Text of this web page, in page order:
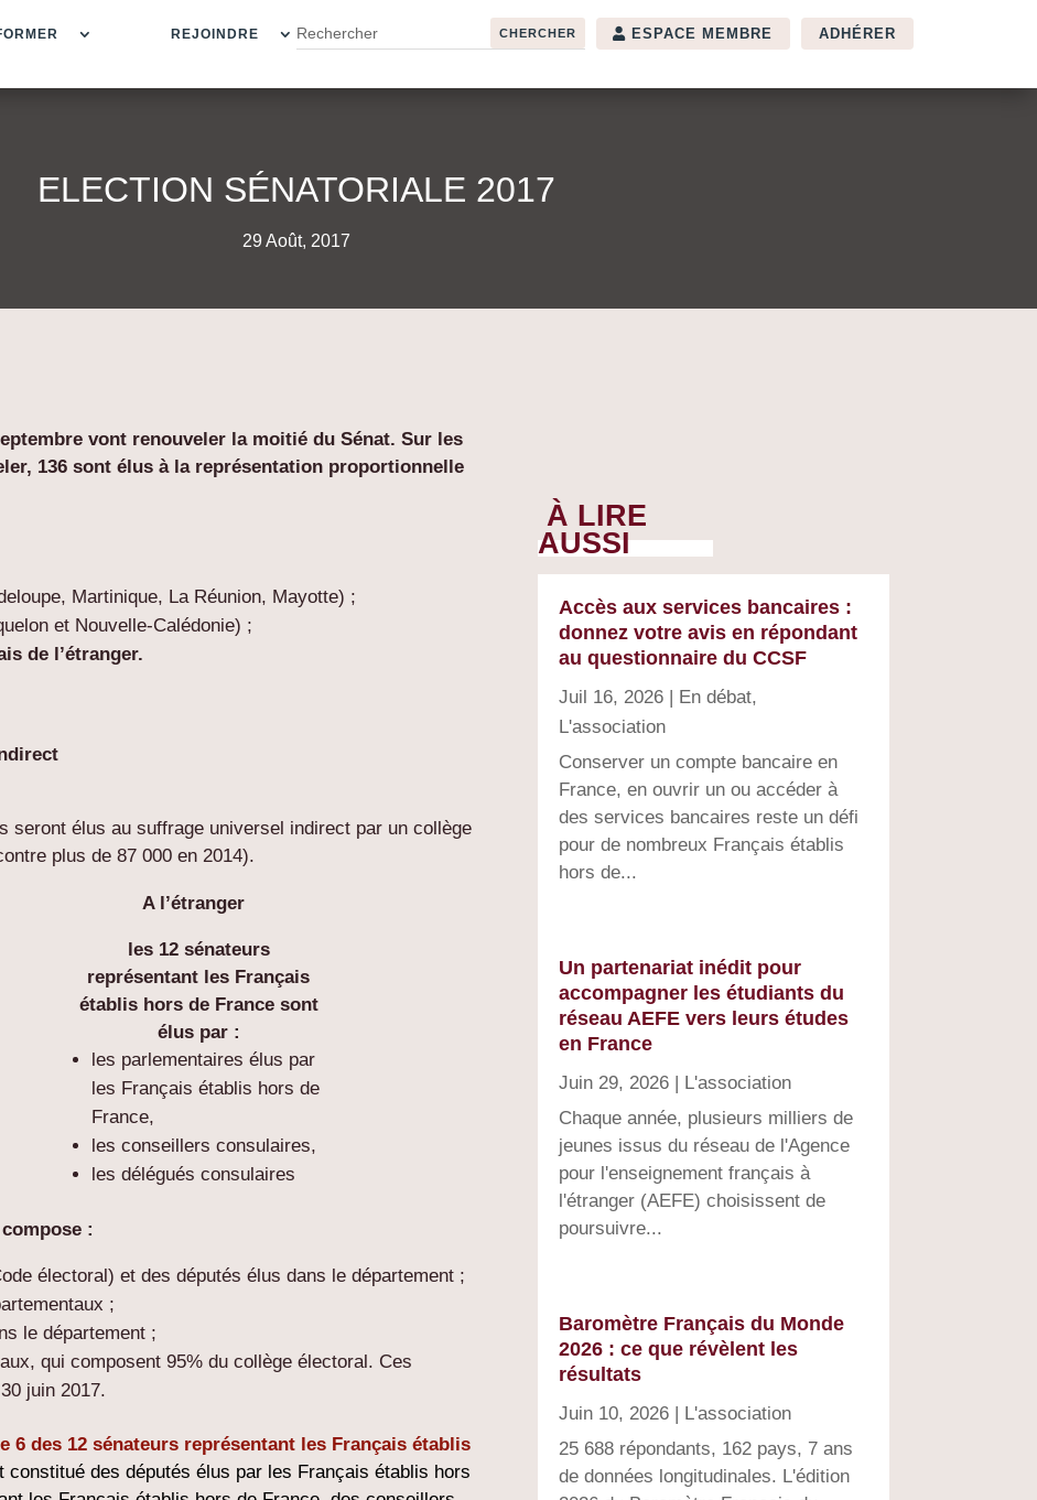
REJOINDRE ESPACE MEMBRE ADHÉRER
ELECTION SÉNATORIALE 2017
29 Août, 2017
vont renouveler la moitié du Sénat. Sur les
136 sont élus à la représentation proportionnelle
Martinique, La Réunion, Mayotte) ;
et Nouvelle-Calédonie) ;
de l’étranger.
seront élus au suffrage universel indirect par un collège
plus de 87 000 en 2014).
A l’étranger
les 12 sénateurs
représentant les Français
établis hors de France sont
élus par :
les parlementaires élus par
les Français établis hors de
France,
les conseillers consulaires,
les délégués consulaires
:
électoral) et des députés élus dans le département ;
;
le département ;
qui composent 95% du collège électoral. Ces
juin 2017.
6 des 12 sénateurs représentant les Français établis
constitué des députés élus par les Français établis hors
À LIRE
AUSSI
Accès aux services bancaires :
donnez votre avis en répondant
au questionnaire du CCSF
Juil 16, 2026| En débat,
L'association
Conserver un compte bancaire en
France, en ouvrir un ou accéder à
des services bancaires reste un défi
pour de nombreux Français établis
hors de...
Un partenariat inédit pour
accompagner les étudiants du
réseau AEFE vers leurs études
en France
Juin 29, 2026| L'association
Chaque année, plusieurs milliers de
jeunes issus du réseau de l'Agence
pour l'enseignement français à
l'étranger (AEFE) choisissent de
poursuivre...
Baromètre Français du Monde
2026 : ce que révèlent les
résultats
Juin 10, 2026| L'association
25 688 répondants, 162 pays, 7 ans
de données longitudinales. L'édition